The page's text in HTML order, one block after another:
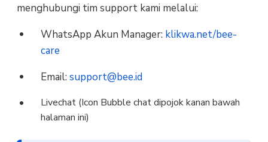
menghubungi tim support kami melalui:
WhatsApp Akun Manager: klikwa.net/bee-
care
Email: support@bee.id
Livechat (Icon Bubble chat dipojok kanan bawah
halaman ini)